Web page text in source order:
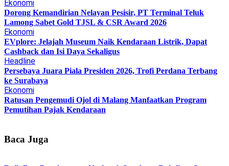
Ekonomi
Dorong Kemandirian Nelayan Pesisir, PT Terminal Teluk
Lamong Sabet Gold TJSL & CSR Award 2026
Ekonomi
EVplore: Jelajah Museum Naik Kendaraan Listrik, Dapat
Cashback dan Isi Daya Sekaligus
Headline
Persebaya Juara Piala Presiden 2026, Trofi Perdana Terbang
ke Surabaya
Ekonomi
Ratusan Pengemudi Ojol di Malang Manfaatkan Program
Pemutihan Pajak Kendaraan
Baca Juga